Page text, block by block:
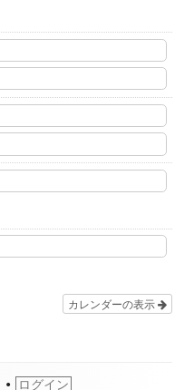
カレンダーの表示
• ログイン